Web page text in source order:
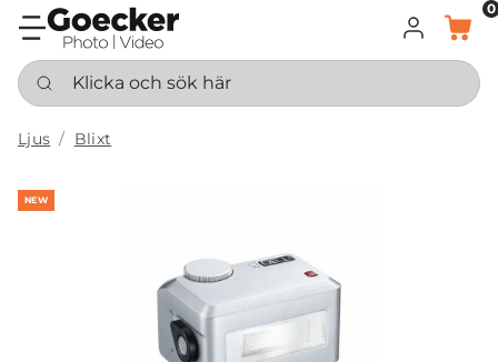
LOGGA IN
KORG
0
Klicka och sök här
Ljus Blixt
NEW